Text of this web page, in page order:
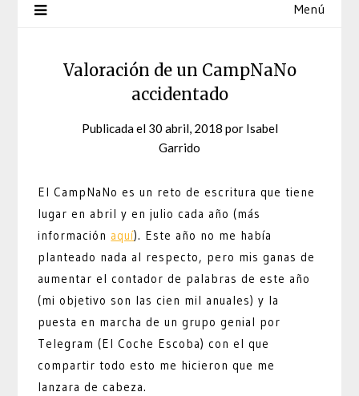
Menú
Valoración de un CampNaNo
accidentado
Publicada el 30 abril, 2018 por Isabel
Garrido
El CampNaNo es un reto de escritura que tiene
lugar en abril y en julio cada año (más
informaciónaquí). Este año no me había
planteado nada al respecto, pero mis ganas de
aumentar el contador de palabras de este año
(mi objetivo son las cien mil anuales) y la
puesta en marcha de un grupo genial por
Telegram (El Coche Escoba) con el que
compartir todo esto me hicieron que me
lanzara de cabeza.